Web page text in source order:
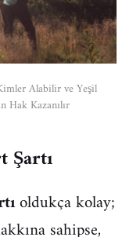
Alabilir ve Yeşil
Hak Kazanılır
Şartı
oldukça kolay;
sahipse,